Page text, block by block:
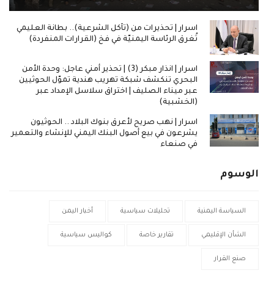
اسرار | تحذيرات من (تآكل الشرعية).. بطانة العليمي
تُغرق الرئاسة اليمنيّة في فخ (القرارات المنفردة)
اسرار | انذار مبكر (3) | تحذير أمني عاجل: وحدة الأمن
البحري تنكشف شبكة تهريب هندية تموّل الحوثيين
عبر ميناء الصليف | اختراق سلاسل الإمداد عبر
(الخشبية)
اسرار | نهب صريح لأعرق بنوك البلاد .. الحوثيون
يشرعون في بيع أصول البنك اليمني للإنشاء والتعمير
في صنعاء
الوسوم
السياسة اليمنية تحليلات سياسية أخبار اليمن
الشأن الإقليمي تقارير خاصة كواليس سياسية
صنع القرار